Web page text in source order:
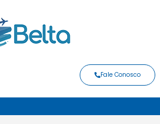
Fale Conosco